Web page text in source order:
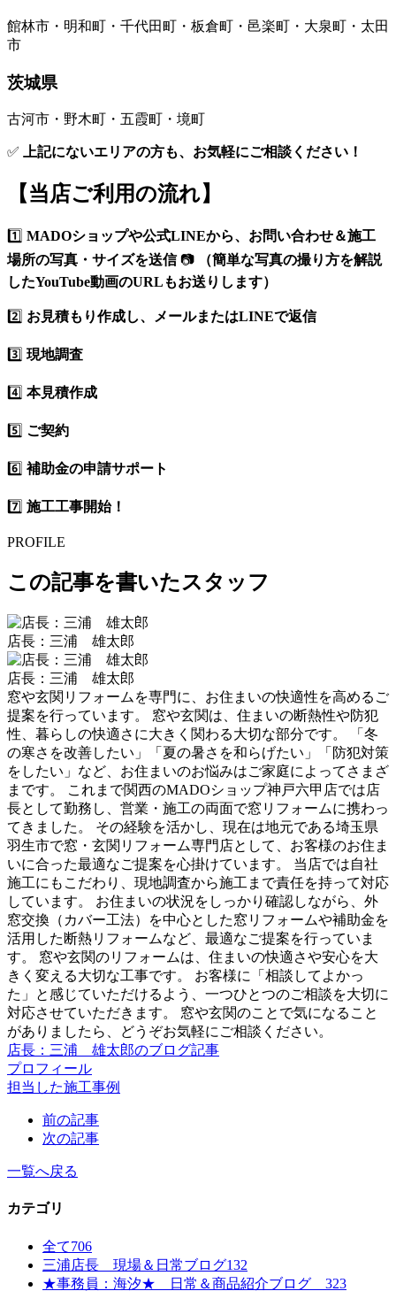
館林市・明和町・千代田町・板倉町・邑楽町・大泉町・太田
市
茨城県
古河市・野木町・五霞町・境町
✅ 上記にないエリアの方も、お気軽にご相談ください！
【当店ご利用の流れ】
1️⃣ MADOショップや公式LINEから、お問い合わせ＆施工
場所の写真・サイズを送信📷
（簡単な写真の撮り方を解説
したYouTube動画のURLもお送りします）
2️⃣ お見積もり作成し、メールまたはLINEで返信
3️⃣ 現地調査
4️⃣ 本見積作成
5️⃣ ご契約
6️⃣ 補助金の申請サポート
7️⃣ 施工工事開始！
PROFILE
この記事を書いたスタッフ
店長：三浦 雄太郎
店長：三浦 雄太郎
窓や玄関リフォームを専門に、お住まいの快適性を高めるご
提案を行っています。 窓や玄関は、住まいの断熱性や防犯
性、暮らしの快適さに大きく関わる大切な部分です。 「冬
の寒さを改善したい」「夏の暑さを和らげたい」「防犯対策
をしたい」など、お住まいのお悩みはご家庭によってさまざ
まです。 これまで関西のMADOショップ神戸六甲店では店
長として勤務し、営業・施工の両面で窓リフォームに携わっ
てきました。 その経験を活かし、現在は地元である埼玉県
羽生市で窓・玄関リフォーム専門店として、お客様のお住ま
いに合った最適なご提案を心掛けています。 当店では自社
施工にもこだわり、現地調査から施工まで責任を持って対応
しています。 お住まいの状況をしっかり確認しながら、外
窓交換（カバー工法）を中心とした窓リフォームや補助金を
活用した断熱リフォームなど、最適なご提案を行っていま
す。 窓や玄関のリフォームは、住まいの快適さや安心を大
きく変える大切な工事です。 お客様に「相談してよかっ
た」と感じていただけるよう、一つひとつのご相談を大切に
対応させていただきます。 窓や玄関のことで気になること
がありましたら、どうぞお気軽にご相談ください。
店長：三浦 雄太郎のブログ記事
プロフィール
担当した施工事例
前の記事
次の記事
一覧へ戻る
カテゴリ
全て706
三浦店長 現場＆日常ブログ132
★事務員：海汐★ 日常＆商品紹介ブログ 323